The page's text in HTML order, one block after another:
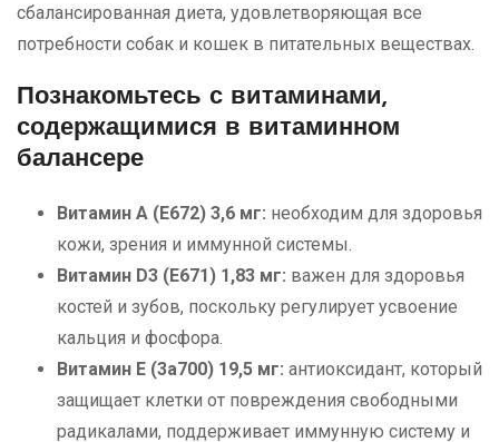
сбалансированная диета, удовлетворяющая все
потребности собак и кошек в питательных веществах.
Познакомьтесь с витаминами,
содержащимися в витаминном
балансере
Витамин А (Е672) 3,6 мг: необходим для здоровья
кожи, зрения и иммунной системы.
Витамин D3 (E671) 1,83 мг: важен для здоровья
костей и зубов, поскольку регулирует усвоение
кальция и фосфора.
Витамин Е (3a700) 19,5 мг: антиоксидант, который
защищает клетки от повреждения свободными
радикалами, поддерживает иммунную систему и